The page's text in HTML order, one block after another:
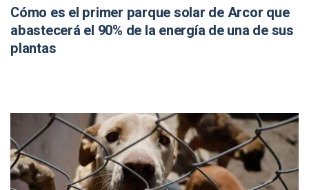
Cómo es el primer parque solar de Arcor que
abastecerá el 90% de la energía de una de sus
plantas